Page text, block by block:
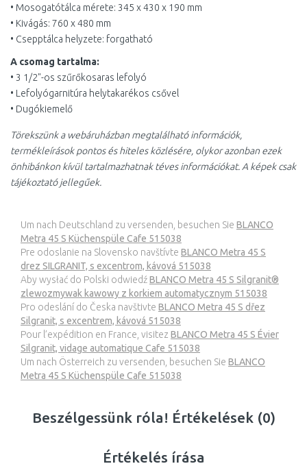
• Mosogatótálca mérete: 345 x 430 x 190 mm
• Kivágás: 760 x 480 mm
• Csepptálca helyzete: forgatható
A csomag tartalma:
• 3 1/2"-os szűrőkosaras lefolyó
• Lefolyógarnitúra helytakarékos csővel
• Dugókiemelő
Törekszünk a webáruházban megtalálható információk,
termékleírások pontos és hiteles közlésére, olykor azonban ezek
önhibánkon kívül tartalmazhatnak téves információkat. A képek csak
tájékoztató jellegűek.
Um nach Deutschland zu versenden, besuchen Sie BLANCO
Metra 45 S Küchenspüle Cafe 515038
Pre odoslanie na Slovensko navštívte BLANCO Metra 45 S
drez SILGRANIT, s excentrom, kávová 515038
Aby wysłać do Polski odwiedźBLANCO Metra 45 S Silgranit®
zlewozmywak kawowy z korkiem automatycznym 515038
Pro odeslání do Česka navštivte BLANCO Metra 45 S dřez
Silgranit, s excentrem, kávová 515038
Pour l’expédition en France, visitez BLANCO Metra 45 S Évier
Silgranit, vidage automatique Cafe 515038
Um nach Österreich zu versenden, besuchen Sie BLANCO
Metra 45 S Küchenspüle Cafe 515038
Beszélgessünk róla! Értékelések (0)
Értékelés írása